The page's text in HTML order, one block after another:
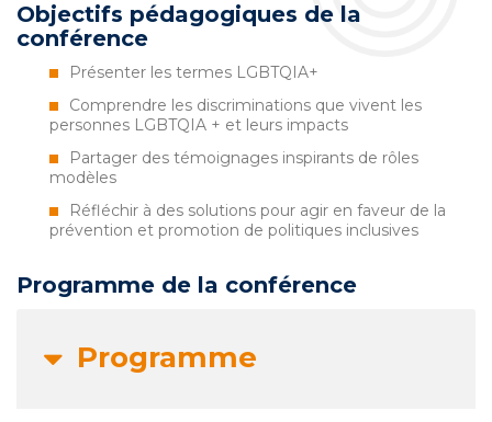
Objectifs pédagogiques de la
conférence
Présenter les termes LGBTQIA+
Comprendre les discriminations que vivent les
personnes LGBTQIA + et leurs impacts
Partager des témoignages inspirants de rôles
modèles
Réfléchir à des solutions pour agir en faveur de la
prévention et promotion de politiques inclusives
Programme de la conférence
Programme